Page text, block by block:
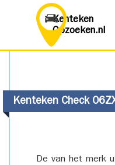
Kenteken
Opzoeken.nl
Kenteken Check
De van het merk